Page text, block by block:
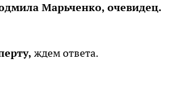
Марьченко, очевидец.
ждем ответа.